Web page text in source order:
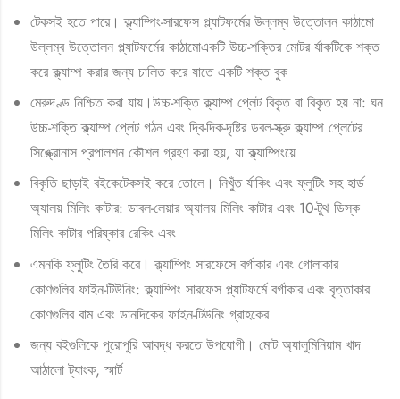
টেকসই হতে পারে। ক্ল্যাম্পিং-সারফেস প্ল্যাটফর্মের উল্লম্ব উত্তোলন কাঠামো
উল্লম্ব উত্তোলন প্ল্যাটফর্মের কাঠামোএকটি উচ্চ-শক্তির মোটর র্যাকটিকে শক্ত
করে ক্ল্যাম্প করার জন্য চালিত করে যাতে একটি শক্ত বুক
মেরুদণ্ড নিশ্চিত করা যায়।উচ্চ-শক্তি ক্ল্যাম্প প্লেট বিকৃত বা বিকৃত হয় না: ঘন
উচ্চ-শক্তি ক্ল্যাম্প প্লেট গঠন এবং দ্বি-দিক-দৃষ্টির ডবল-স্ক্রু ক্ল্যাম্প প্লেটের
সিঙ্ক্রোনাস প্রপালশন কৌশল গ্রহণ করা হয়, যা ক্ল্যাম্পিংয়ে
বিকৃতি ছাড়াই বইকেটেকসই করে তোলে। নিখুঁত র্যাকিং এবং ফ্লুটিং সহ হার্ড
অ্যালয় মিলিং কাটার: ডাবল-লেয়ার অ্যালয় মিলিং কাটার এবং 10-টুথ ডিস্ক
মিলিং কাটার পরিষ্কার রেকিং এবং
এমনকি ফ্লুটিং তৈরি করে। ক্ল্যাম্পিং সারফেসে বর্গাকার এবং গোলাকার
কোণগুলির ফাইন-টিউনিং: ক্ল্যাম্পিং সারফেস প্ল্যাটফর্মে বর্গাকার এবং বৃত্তাকার
কোণগুলির বাম এবং ডানদিকের ফাইন-টিউনিং গ্রাহকের
জন্য বইগুলিকে পুরোপুরি আবদ্ধ করতে উপযোগী। মোট অ্যালুমিনিয়াম খাদ
আঠালো ট্যাংক, স্মার্ট